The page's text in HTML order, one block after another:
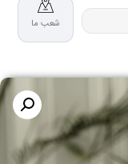
شعب ما